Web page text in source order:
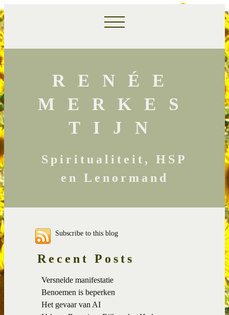
RENÉE
MERKES
TIJN
Spiritualiteit, HSP
en Lenormand
Subscribe to this blog
Recent Posts
Versnelde manifestatie
Benoemen is beperken
Het gevaar van AI